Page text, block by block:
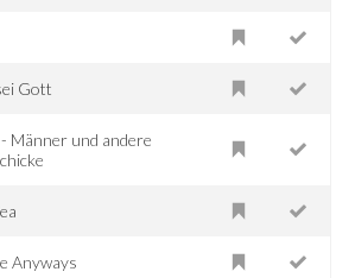
Gott
Männer und andere
Anyways